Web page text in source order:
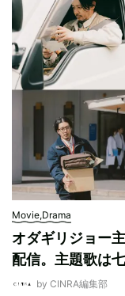
Movie,Drama
オダギリジョー
配信。主題歌は
by CINRA編集部